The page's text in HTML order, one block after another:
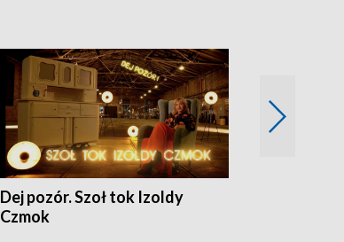
Dej pozór. Szoł tok Izoldy
Czmok